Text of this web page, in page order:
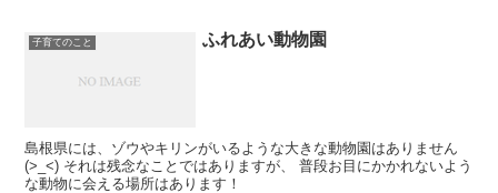
子育てのこと ふれあい動物園
島根県には、ゾウやキリンがいるような大きな動物園はありません
(>_<) それは残念なことではありますが、 普段お目にかかれないよう
な動物に会える場所はあります！